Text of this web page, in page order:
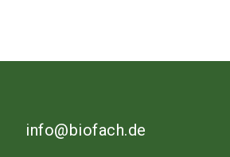
info@biofach.de